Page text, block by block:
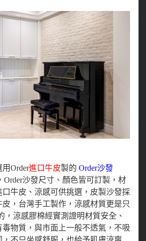
Order進口牛皮製的 Order沙發
Order沙發尺寸、顏色皆可訂製，材
牛皮、涼感可供挑選，皮製沙發採
，台灣手工製作，涼感材質更是只
，涼感膠棉經實測證明材質安全、
物質，與市面上一般不透氣，不吸